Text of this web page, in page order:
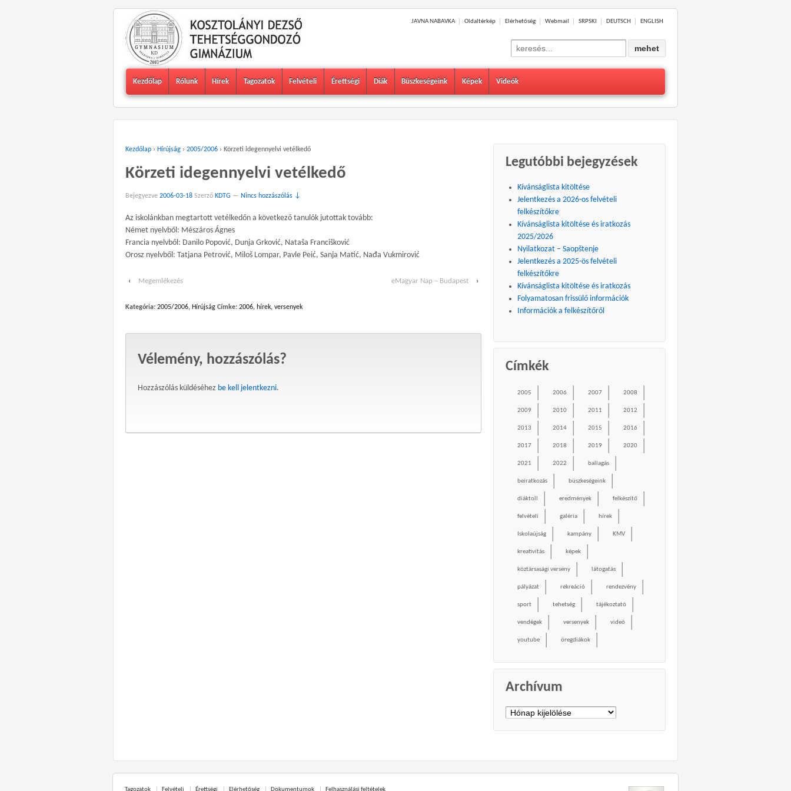
JAVNA NABAVKA Oldaltérkép Elérhetőség Webmail SRPSKI DEUTSCH ENGLISH
Search
for:
Kezdőlap Rólunk Hírek Tagozatok Felvételi Érettségi Diák Büszkeségeink Képek Videók
Kezdőlap › Hírújság › 2005/2006 › Körzeti idegennyelvi vetélkedő
Körzeti idegennyelvi vetélkedő
Bejegyezve 2006-03-18 Szerző KDTG — Nincs hozzászólás ↓
Az iskolánkban megtartott vetélkedőn a következő tanulók jutottak tovább:
Német nyelvből: Mészáros Ágnes
Francia nyelvből: Danilo Popović, Dunja Grković, Nataša Francišković
Orosz nyelvből: Tatjana Petrović, Miloš Lompar, Pavle Peić, Sanja Matić, Nađa Vukmirović
‹ Megemlékezés eMagyar Nap – Budapest ›
Kategória: 2005/2006, Hírújság Címke: 2006, hírek, versenyek
Vélemény, hozzászólás?
Hozzászólás küldéséhez be kell jelentkezni.
Legutóbbi bejegyzések
Kívánságlista kitöltése
Jelentkezés a 2026-os felvételi
felkészítőkre
Kívánságlista kitöltése és iratkozás
2025/2026
Nyilatkozat – Saopštenje
Jelentkezés a 2025-ös felvételi
felkészítőkre
Kívánságlista kitöltése és iratkozás
Folyamatosan frissülő információk
Információk a felkészítőről
Címkék
2005 2006 2007 2008
2009 2010 2011 2012
2013 2014 2015 2016
2017 2018 2019 2020
2021 2022 ballagás
beiratkozás büszkeségeink
diáktoll eredmények felkészítő
felvételi galéria hírek
Iskolaújság kampány KMV
kreativítás képek
köztársasági verseny látogatás
pályázat rekreáció rendezvény
sport tehetség tájékoztató
vendégek versenyek videó
youtube öregdiákok
Archívum
Archívum
Tagozatok Felvételi Érettségi Elérhetőség Dokumentumok Felhasználási feltételek